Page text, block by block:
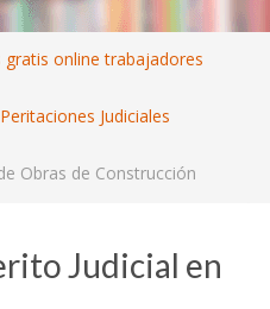
gratis online trabajadores
Peritaciones Judiciales
Obras de Construcción
Judicial en